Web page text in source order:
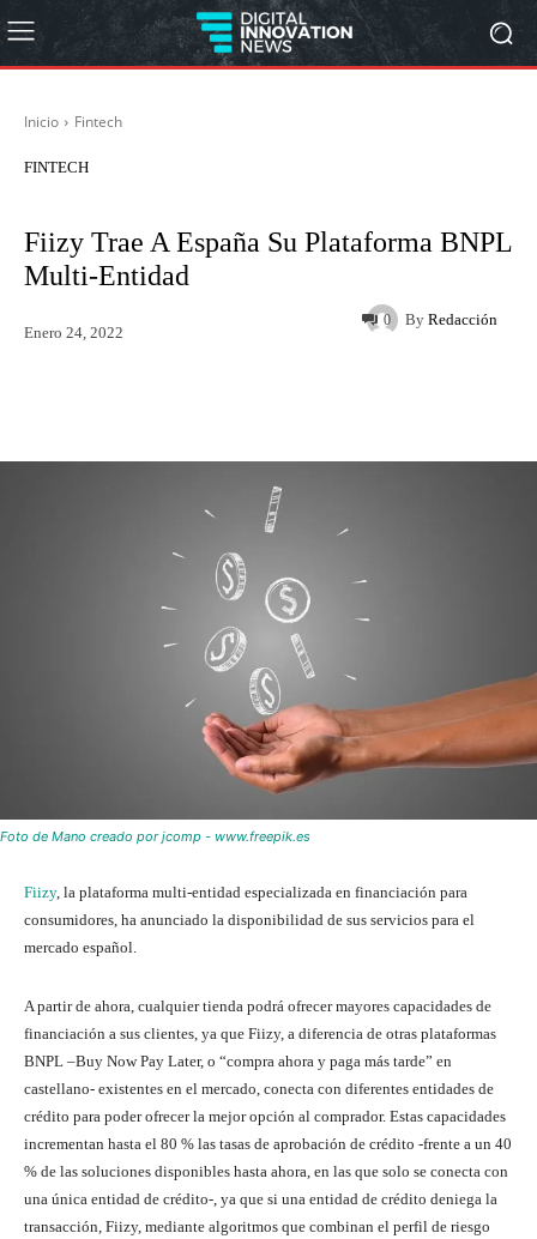
Inicio Fintech
FINTECH
Fiizy Trae A España Su Plataforma BNPL
Multi-Entidad
By Redacción
Enero 24, 2022
0
Foto de Mano creado por jcomp - www.freepik.es
Fiizy, la plataforma multi-entidad especializada en financiación para
consumidores, ha anunciado la disponibilidad de sus servicios para el
mercado español.
A partir de ahora, cualquier tienda podrá ofrecer mayores capacidades de
financiación a sus clientes, ya que Fiizy, a diferencia de otras plataformas
BNPL –Buy Now Pay Later, o “compra ahora y paga más tarde” en
castellano- existentes en el mercado, conecta con diferentes entidades de
crédito para poder ofrecer la mejor opción al comprador. Estas capacidades
incrementan hasta el 80 % las tasas de aprobación de crédito -frente a un 40
% de las soluciones disponibles hasta ahora, en las que solo se conecta con
una única entidad de crédito-, ya que si una entidad de crédito deniega la
transacción, Fiizy, mediante algoritmos que combinan el perfil de riesgo